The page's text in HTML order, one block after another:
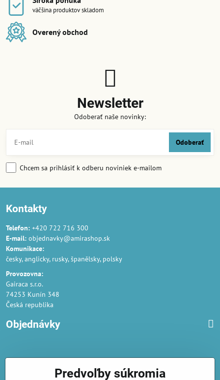
väčšina produktov skladom
Overený obchod
Newsletter
Odoberať naše novinky:
Odoberať
Chcem sa prihlásiť k odberu noviniek e-mailom
Kontakty
Telefon: +420 722 716 300
E-mail: objednavky@amirashop.sk
Komunikace:
česky, anglicky, rusky, španělsky, polsky
Provozovna:
Gairaca s.r.o.
74253 Kunín 348
Česká republika
Objednávky
Podmienky ochrany osobných údajov
Predvoľby súkromia